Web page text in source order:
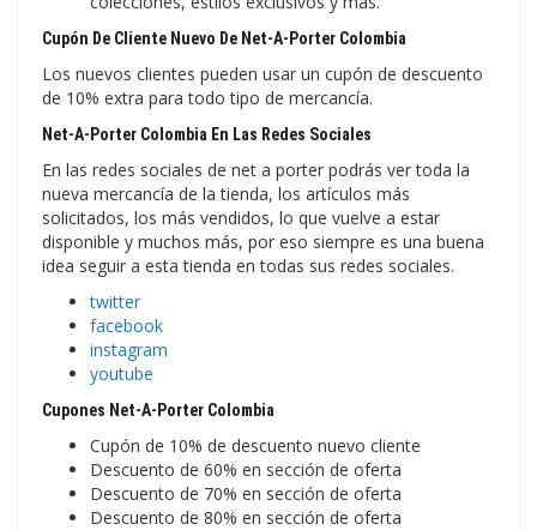
Cupón De Cliente Nuevo De Net-A-Porter Colombia
Los nuevos clientes pueden usar un cupón de descuento
de 10% extra para todo tipo de mercancía.
Net-A-Porter Colombia En Las Redes Sociales
En las redes sociales de net a porter podrás ver toda la
nueva mercancía de la tienda, los artículos más
solicitados, los más vendidos, lo que vuelve a estar
disponible y muchos más, por eso siempre es una buena
idea seguir a esta tienda en todas sus redes sociales.
twitter
facebook
instagram
youtube
Cupones Net-A-Porter Colombia
Cupón de 10% de descuento nuevo cliente
Descuento de 60% en sección de oferta
Descuento de 70% en sección de oferta
Descuento de 80% en sección de oferta